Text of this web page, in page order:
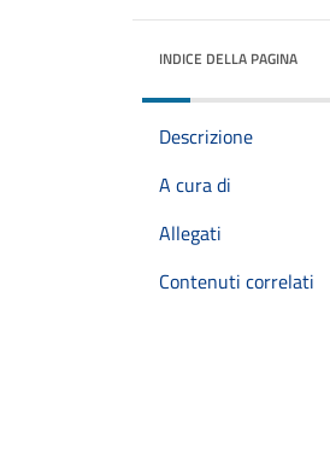
INDICE DELLA PAGINA
Descrizione
A cura di
Allegati
Contenuti correlati